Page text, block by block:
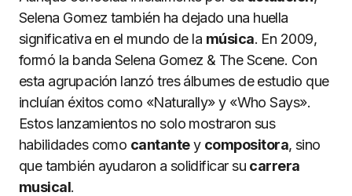
Selena Gomez también ha dejado una huella
significativa en el mundo de la música. En 2009,
formó la banda Selena Gomez & The Scene. Con
esta agrupación lanzó tres álbumes de estudio que
incluían éxitos como «Naturally» y «Who Says».
Estos lanzamientos no solo mostraron sus
habilidades como cantantey compositora, sino
que también ayudaron a solidificar su carrera
musical.